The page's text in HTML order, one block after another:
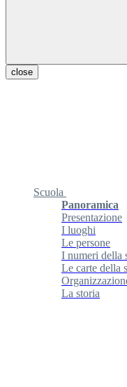
close
Scuola
Panoramica
Presentazione
I luoghi
Le persone
I numeri della
Le carte della
La storia